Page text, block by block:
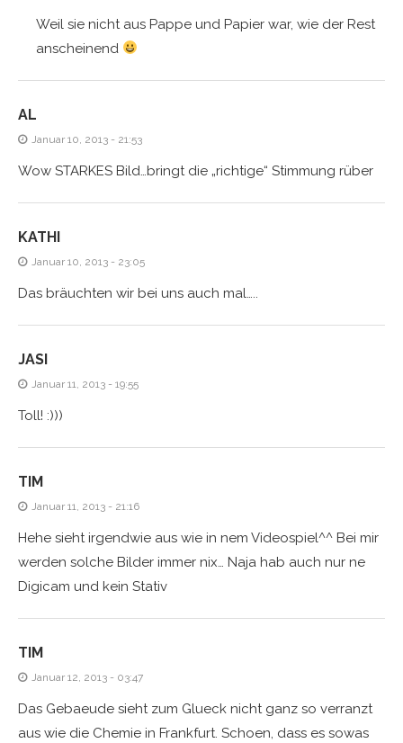
Weil sie nicht aus Pappe und Papier war, wie der Rest
anscheinend
AL
Januar 10, 2013 - 21:53
Wow STARKES Bild…bringt die „richtige“ Stimmung rüber
KATHI
Januar 10, 2013 - 23:05
Das bräuchten wir bei uns auch mal…..
JASI
Januar 11, 2013 - 19:55
Toll! :)))
TIM
Januar 11, 2013 - 21:16
Hehe sieht irgendwie aus wie in nem Videospiel^^ Bei mir
werden solche Bilder immer nix… Naja hab auch nur ne
Digicam und kein Stativ
TIM
Januar 12, 2013 - 03:47
Das Gebaeude sieht zum Glueck nicht ganz so verranzt
aus wie die Chemie in Frankfurt. Schoen, dass es sowas